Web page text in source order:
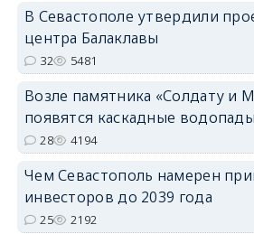
В Севастополе утвердили
центра Балаклавы
32 5481
Возле памятника «Солдату и
появятся каскадные водопады
28 4194
Чем Севастополь намерен
инвесторов до 2039 года
25 2192